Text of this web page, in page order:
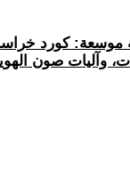
موسعة: كورد
وآليات صون